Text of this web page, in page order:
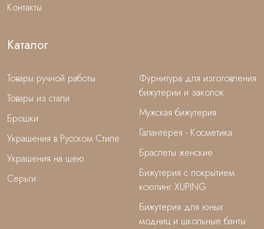
Контакты
Каталог
Товары ручной работы
Товары из стали
Брошки
Украшения в Русском Стиле
Украшения на шею
Серьги
Фурнитура для изготовления
бижутерии и заколок
Мужская бижутерия
Галантерея - Косметика
Браслеты женские
Бижутерия с покрытием
ксюпинг XUPING
Бижутерия для юных
модниц и школьные банты